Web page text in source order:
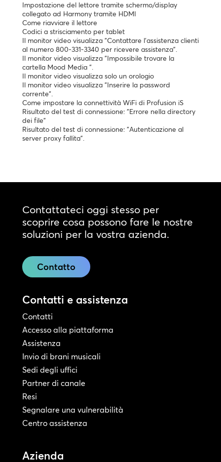
Impostazione del lettore tramite schermo/display
collegato ad Harmony tramite HDMI
Come riavviare il lettore
Codici a strisciamento per tablet
Il monitor video visualizza "Contattare l'assistenza clienti
al numero 800-331-3340 per ricevere assistenza".
Il monitor video visualizza "Impossibile trovare la
cartella Mood Media ".
Il monitor video visualizza solo un orologio
Il monitor video visualizza "Inserire la password
corrente".
Come impostare la connettività WiFi di Profusion iS
Risultato del test di connessione: "Errore nella directory
dei file"
Risultato del test di connessione: "Autenticazione al
server proxy fallita".
Contattateci oggi stesso per
scoprire cosa possono fare le nostre
soluzioni per la vostra azienda.
Contatto
Contatti e assistenza
Contatti
Accesso alla piattaforma
Assistenza
Invio di brani musicali
Sedi degli uffici
Partner di canale
Resi
Segnalare una vulnerabilità
Centro assistenza
Azienda